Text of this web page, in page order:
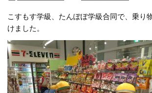
こすもす学級、たんぽぽ学級合同で、乗り
けました。